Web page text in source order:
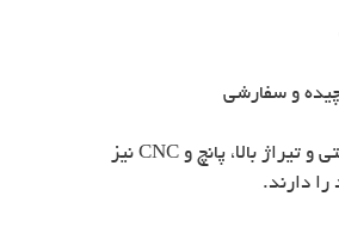
و سفارشی
برای پروژه‌های صنعتی و تیراژ بالا، پانچ و CNC نیز
دارند.